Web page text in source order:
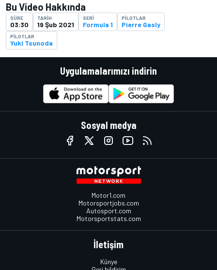
Bu Video Hakkında
SÜRE
03:30
TARIH
19 Şub 2021
SERI
Formula 1
PILOTLAR
Pierre Gasly
PILOTLAR
Yuki Tsunoda
Uygulamalarımızı indirin
Sosyal medya
Motor1.com
Motorsportjobs.com
Autosport.com
Motorsportstats.com
İletişim
Künye